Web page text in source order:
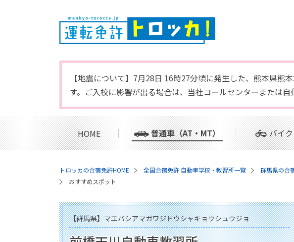
【地震について】7月28日 16時27分頃に発生した、熊本県
す。ご入校に影響が出る場合は、当社コールセンターまたは
HOME 普通車（AT・MT） バイク
トロッカの合宿免許HOME 全国合宿免許 自動車学校・教習所一覧 群馬県の合
おすすめスポット
【群馬県】マエバシアマガワジドウシャキョウシュウジョ